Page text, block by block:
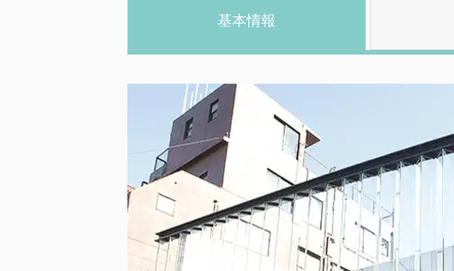
基本情報